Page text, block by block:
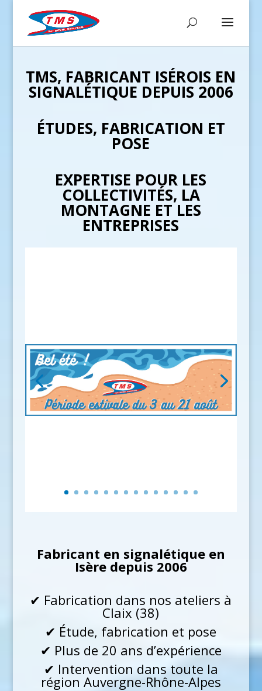
TMS, FABRICANT ISÉROIS EN
SIGNALÉTIQUE DEPUIS 2006
ÉTUDES, FABRICATION ET
POSE
EXPERTISE POUR LES
COLLECTIVITÉS, LA
MONTAGNE ET LES
ENTREPRISES
Fabricant en signalétique en
Isère depuis 2006
✔ Fabrication dans nos ateliers à
Claix (38)
✔ Étude, fabrication et pose
✔ Plus de 20 ans d’expérience
✔ Intervention dans toute la
région Auvergne-Rhône-Alpes